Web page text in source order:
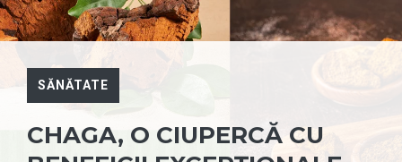
SĂNĂTATE
CHAGA, O CIUPERCĂ CU